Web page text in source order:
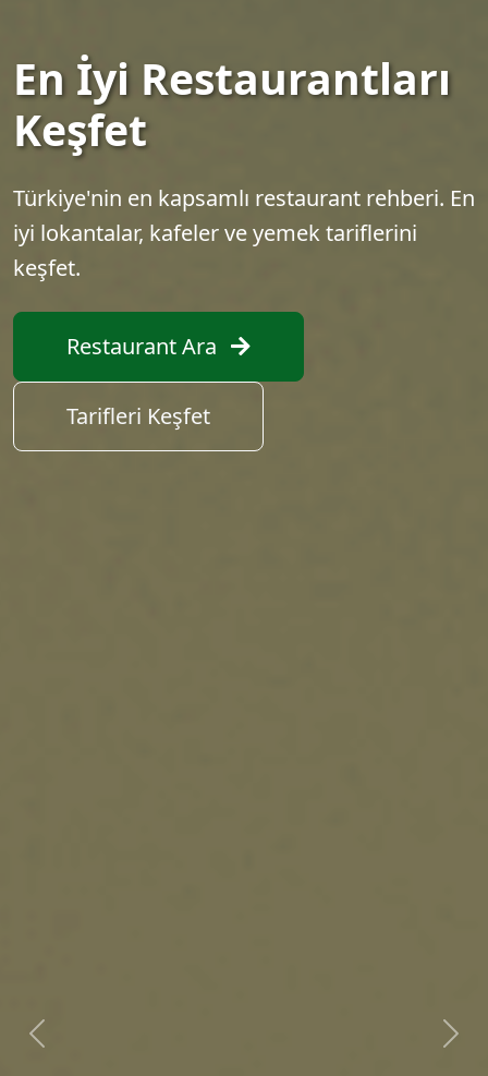
En İyi Restaurantları
Keşfet
Türkiye'nin en kapsamlı restaurant rehberi. En
iyi lokantalar, kafeler ve yemek tariflerini
keşfet.
Restaurant Ara
Tarifleri Keşfet